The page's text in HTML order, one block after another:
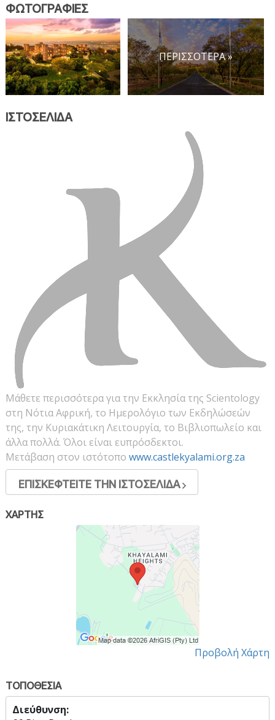
ΦΩΤΟΓΡΑΦΙΕΣ
ΠΕΡΙΣΣΟΤΕΡΑ »
ΙΣΤΟΣΕΛΙΔΑ
Μάθετε περισσότερα για την Εκκλησία της Scientology
στη Νότια Αφρική, το Ημερολόγιο των Εκδηλώσεών
της, την Κυριακάτικη Λειτουργία, το Βιβλιοπωλείο και
άλλα πολλά. Όλοι είναι ευπρόσδεκτοι.
Μετάβαση στον ιστότοπο www.castlekyalami.org.za
ΕΠΙΣΚΕΦΤΕΙΤΕ ΤΗΝ ΙΣΤΟΣΕΛΙΔΑ
ΧΑΡΤΗΣ
Προβολή Χάρτη
ΤΟΠΟΘΕΣΙΑ
Διεύθυνση: